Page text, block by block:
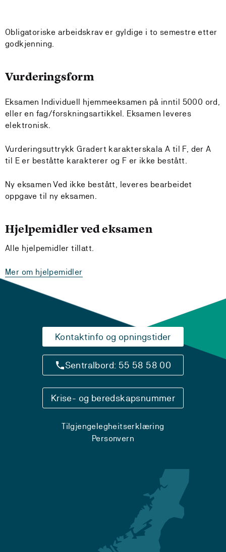
Obligatoriske arbeidskrav er gyldige i to semestre etter
godkjenning.
Vurderingsform
Eksamen Individuell hjemmeeksamen på inntil 5000 ord,
eller en fag/forskningsartikkel. Eksamen leveres
elektronisk.
Vurderingsuttrykk Gradert karakterskala A til F, der A
til E er beståtte karakterer og F er ikke bestått.
Ny eksamen Ved ikke bestått, leveres bearbeidet
oppgave til ny eksamen.
Hjelpemidler ved eksamen
Alle hjelpemidler tillatt.
Mer om hjelpemidler
Kontaktinfo og opningstider
Sentralbord: 55 58 58 00
Krise- og beredskapsnummer
Tilgjengelegheitserklæring
Personvern